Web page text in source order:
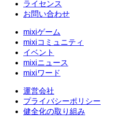
ライセンス
お問い合わせ
mixiゲーム
mixiコミュニティ
イベント
mixiニュース
mixiワード
運営会社
プライバシーポリシー
健全化の取り組み